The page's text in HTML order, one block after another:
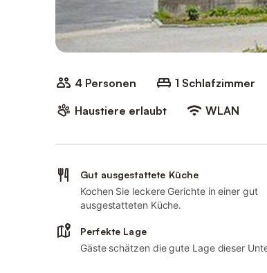
4 Personen 1 Schlafzimmer
Haustiere erlaubt
WLAN
Gut ausgestattete Küche
Kochen Sie leckere Gerichte in einer gut
ausgestatteten Küche.
Perfekte Lage
Gäste schätzen die gute Lage dieser